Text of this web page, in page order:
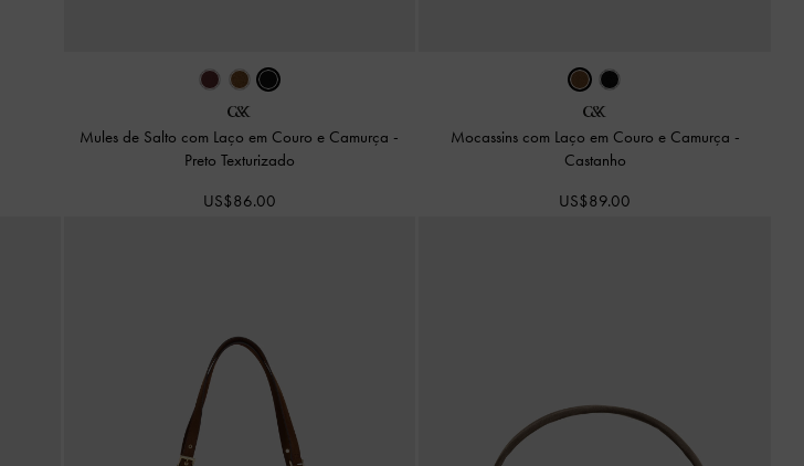
Mules de Salto com Laço em Couro e Camurça -
Preto Texturizado
US$86.00
Mocassins com Laço em Couro e Camurça -
Castanho
US$89.00